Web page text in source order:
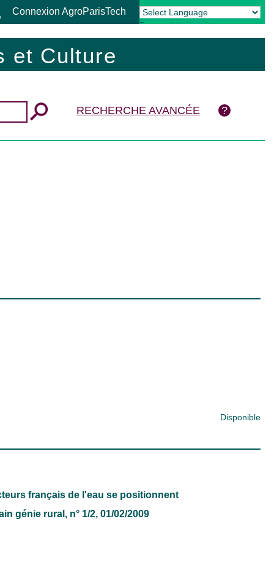
Connexion AgroParisTech
Powered by Translate
et Culture
RECHERCHE AVANCÉE
Disponible
français de l'eau se positionnent
génie rural , n° 1/2, 01/02/2009